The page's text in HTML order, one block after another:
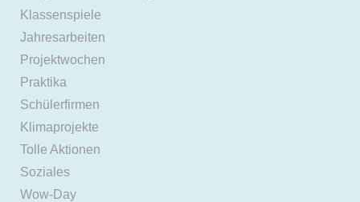
Klassenspiele
Jahresarbeiten
Projektwochen
Praktika
Schülerfirmen
Klimaprojekte
Tolle Aktionen
Soziales
Wow-Day